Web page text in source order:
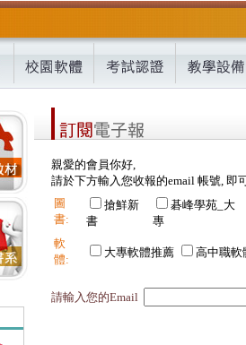
親愛的會員你好,
請於下方輸入您收報的email 帳號, 即
圖
書:
搶鮮新
書
碁峰學苑_大
專
軟
體:
大專軟體推薦 高中職軟
請輸入您的Email